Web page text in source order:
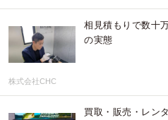
相見積もりで数十
の実態
株式会社CHC
買取・販売・レン